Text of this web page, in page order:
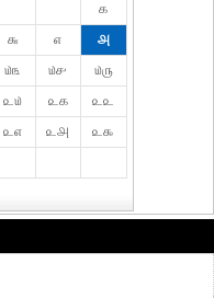
௧
௬ ௭
௮
௰௩ ௰௪
௰௫
௨௰ ௨௧
௨௨
௨௭ ௨௮
௨௯